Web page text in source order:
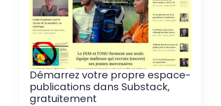
Démarrez votre propre espace-
publications dans Substack,
gratuitement